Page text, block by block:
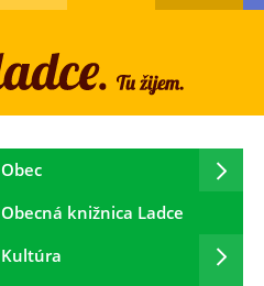
Obec
Obecná knižnica Ladce
Kultúra